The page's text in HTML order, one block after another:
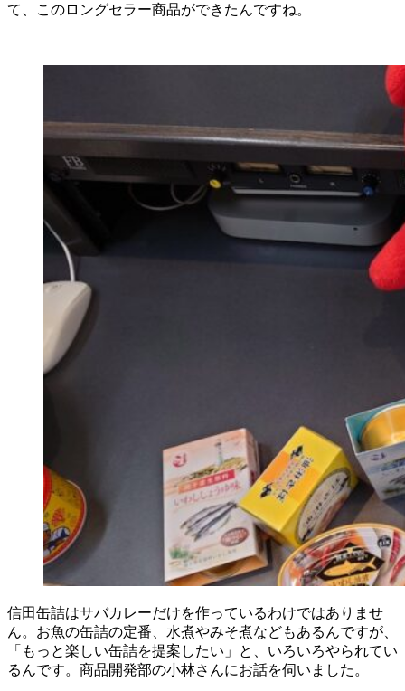
て、このロングセラー商品ができたんですね。
信田缶詰はサバカレーだけを作っているわけではありませ
ん。お魚の缶詰の定番、水煮やみそ煮などもあるんですが、
「もっと楽しい缶詰を提案したい」と、いろいろやられてい
るんです。商品開発部の小林さんにお話を伺いました。